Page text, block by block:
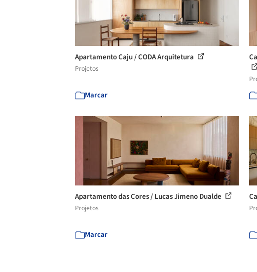
Apartamento Caju / CODA Arquitetura
Projetos
Marcar
Apartamento das Cores / Lucas Jimeno Dualde
Projetos
Marcar